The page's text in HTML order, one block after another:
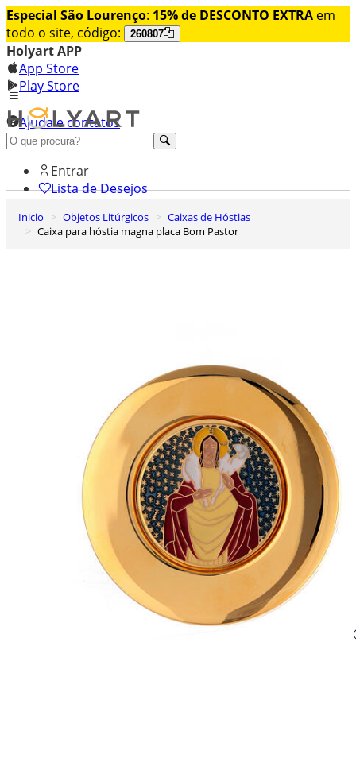
Especial São Lourenço: 15% de DESCONTO EXTRA em
todo o site, código:
260807
Holyart APP
App Store
Play Store
Ajuda e contatos
Conheça premium
Entrar
Lista de Desejos
0
Carrinho de Compras
Inicio Objetos Litúrgicos
Caixas de Hóstias
Caixa para hóstia magna placa Bom Pastor